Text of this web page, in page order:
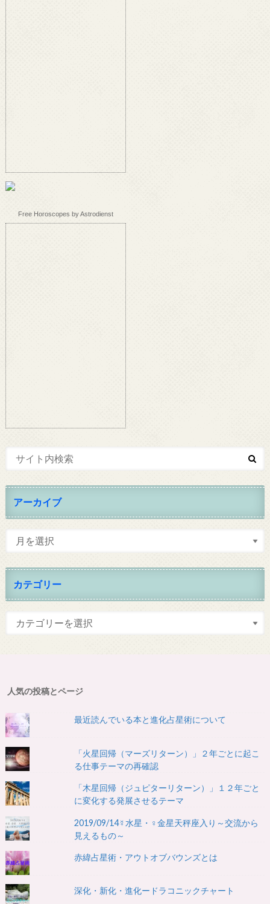
Free Horoscopes by Astrodienst
アーカイブ
カテゴリー
人気の投稿とページ
最近読んでいる本と進化占星術について
「火星回帰（マーズリターン）」２年ごとに起こ
る仕事テーマの再確認
「木星回帰（ジュピターリターン）」１２年ごと
に変化する発展させるテーマ
2019/09/14☿水星・♀金星天秤座入り～交流から
見えるもの～
赤緯占星術・アウトオブバウンズとは
深化・新化・進化ードラコニックチャート